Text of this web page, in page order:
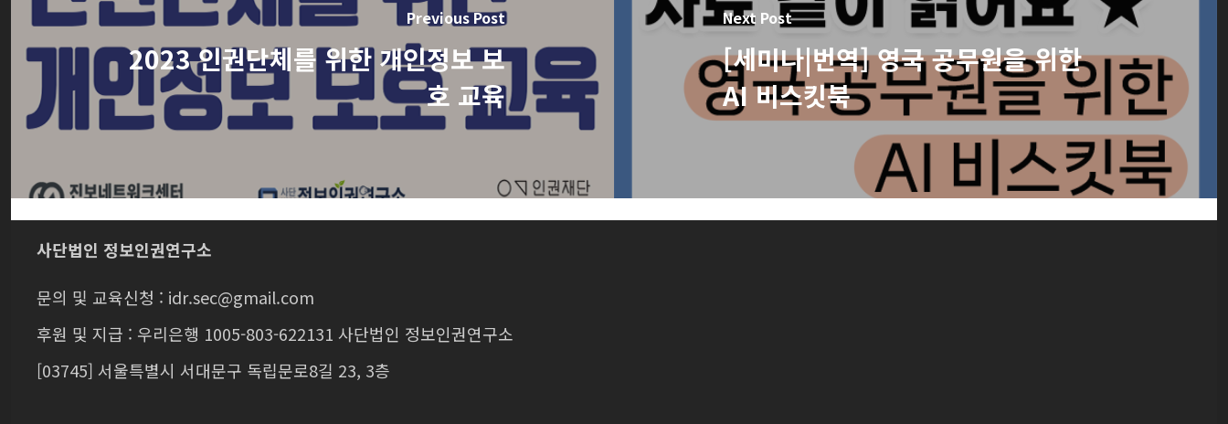
Previous Post
2023 인권단체를 위한 개인정보 보
호 교육
Next Post
[세미나|번역] 영국 공무원을 위한
AI 비스킷북
사단법인 정보인권연구소
문의 및 교육신청 : idr.sec@gmail.com
후원 및 지급 : 우리은행 1005-803-622131 사단법인 정보인권연구소
[03745] 서울특별시 서대문구 독립문로8길 23, 3층